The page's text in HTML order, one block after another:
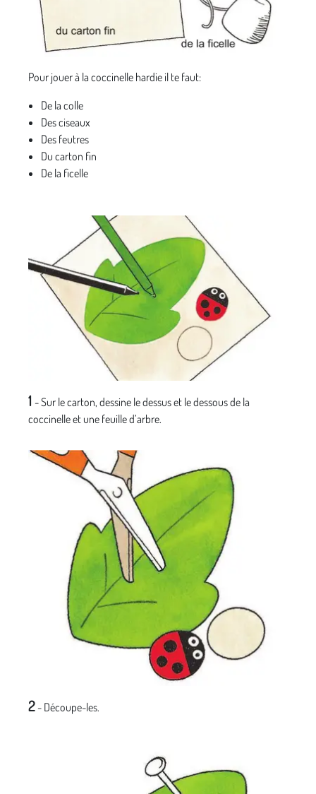
Pour jouer à la coccinelle hardie il te faut:
De la colle
Des ciseaux
Des feutres
Du carton fin
De la ficelle
1 - Sur le carton, dessine le dessus et le dessous de la
coccinelle et une feuille d’arbre.
2- Découpe-les.